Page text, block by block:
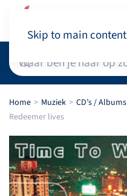
Skip to main content
Home Muziek CD’s / Albums
Redeemer lives